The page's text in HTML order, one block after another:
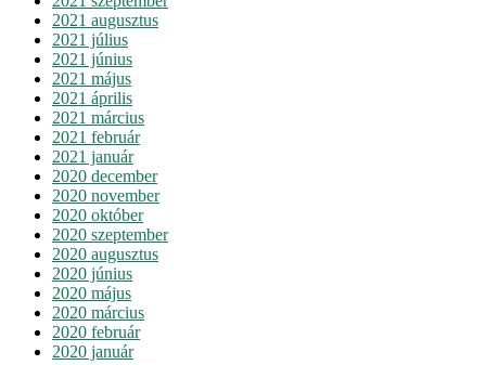
2021 augusztus
2021 július
2021 június
2021 május
2021 április
2021 március
2021 február
2021 január
2020 december
2020 november
2020 október
2020 szeptember
2020 augusztus
2020 június
2020 május
2020 március
2020 február
2020 január